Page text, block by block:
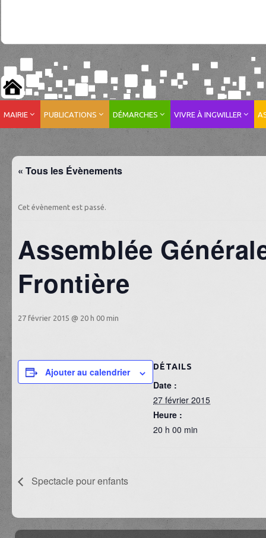
MAIRIE PUBLICATIONS DÉMARCHES VIVRE À INGWILLER
« Tous les Évènements
Cet évènement est passé.
Assemblée
Frontière
27 février 2015 @ 20 h 00 min
Ajouter au calendrier DÉTAILS
Date :
27 février 2015
Heure :
20 h 00 min
Spectacle pour enfants